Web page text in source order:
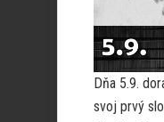
Dňa 5.9.
svoj prvý